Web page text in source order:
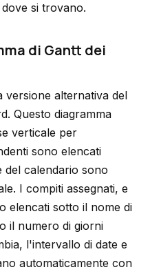
si trovano.
di Gantt dei
versione alternativa del
Questo diagramma
verticale per
sono elencati
del calendario sono
I compiti assegnati, e
elencati sotto il nome di
il numero di giorni
l'intervallo di date e
automaticamente con